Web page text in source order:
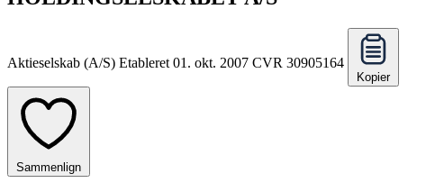
Aktieselskab (A/S) Etableret 01. okt. 2007 CVR 30905164
Kopier
Sammenlign